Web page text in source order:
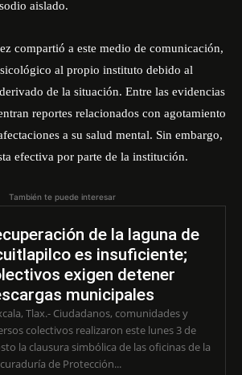
aislado.
compartió a este medio de comunicación,
al propio instituto debido al
de la situación. Entre las evidencias
reportes relacionados con agotamiento
a su salud mental. Sin embargo,
efectiva por parte de la institución.
También te puede interesar
de la laguna de
es insuficiente;
exigen detener
municipales
Tlax.- Ciudadanos, comunidades y
colectivos realizaron este lunes 3 de
la clausura simbólica de las oficinas de la
de Protección...